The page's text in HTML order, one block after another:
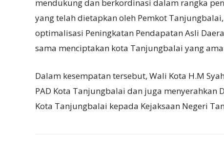
mendukung dan berkordinasi dalam rangka
yang telah dietapkan oleh Pemkot
optimalisasi Peningkatan Pendapatan Asli
sama menciptakan kota Tanjungbalai yang
Dalam kesempatan tersebut, Wali Kota H.M
PAD Kota Tanjungbalai dan juga menyerahkan
Kota Tanjungbalai kepada Kejaksaan Negeri